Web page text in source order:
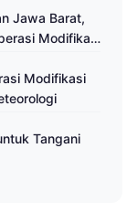
Jawa Barat,
Modifikasi
Modifikasi
Tangani